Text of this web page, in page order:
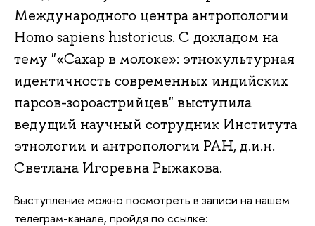
Международного центра антропологии
Homo sapiens historicus. С докладом на
тему "«Сахар в молоке»: этнокультурная
идентичность современных индийских
парсов-зороастрийцев" выступила
ведущий научный сотрудник Института
этнологии и антропологии РАН, д.и.н.
Светлана Игоревна Рыжакова.
Выступление можно посмотреть в записи на нашем
телеграм-канале, пройдя по ссылке: